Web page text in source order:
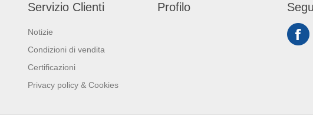
Servizio Clienti
Notizie
Condizioni di vendita
Certificazioni
Privacy policy & Cookies
Profilo